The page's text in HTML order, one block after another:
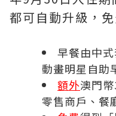
都可自動升級，
早餐由中
動畫明星自助
額外澳門
零售商戶、餐